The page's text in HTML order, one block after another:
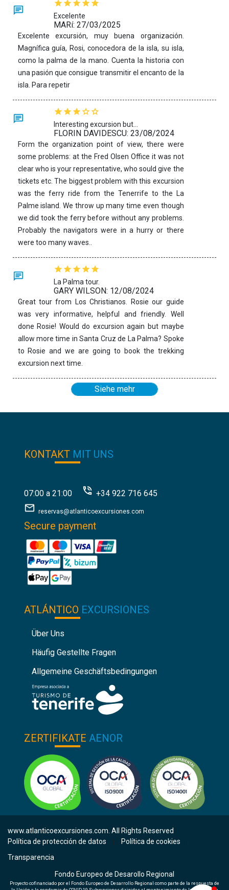
Excelente
MARí: 27/03/2025
Excelente excursión, muy buena organización.
Magnífica guía, Rosi, conocedora de la isla, su isla,
como la palma de la mano. Cuenta la historia con
una pasión que consigue transmitir el encanto de la
isla. Para repetir
Interesting excursion but...
FLORIN DAVIDESCU: 23/08/2024
Form the organization point of view, there were
some problems: at the Fred Olsen Office it was not
clear who is your representative, who sould give the
tickets etc. The biggest problem with this excursion
was the ferry ride from the Tenerrife to the La
Palme island. We throw up many time even though
we did took the ferry before without any problems.
Probably the navigators were in a hurry or there
were too many waves..
La Palma tour.
GARY WILSON: 12/08/2024
Great tour from Los Christianos. Rosie our guide
was very informative, helpful and friendly. Well
done Rosie! Would do excursion again but maybe
allow more time in Santa Cruz de La Palma? Spoke
to Rosie and we are going to book the trekking
excursion next time.
Siehe mehr
KONTAKT MIT UNS
07:00 a 21:00 +34 922 716 645
reservas@atlanticoexcursiones.com
Secure payment
ATLÁNTICO EXCURSIONES
Über Uns
Häufig Gestellte Fragen
Allgemeine Geschäftsbedingungen
ZERTIFIKATE AENOR
www.atlanticoexcursiones.com. All Rights Reserved
Política de protección de datos
Política de cookies
Transparencia
Fondo Europeo de Desarollo Regional
Proyecto cofinanciado por el Fondo Europeo de Desarrollo Regional como parte de la respuesta de